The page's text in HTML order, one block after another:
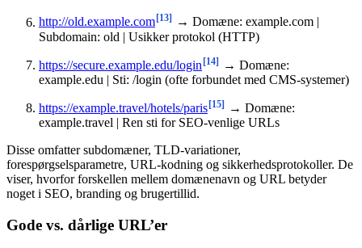
http://old.example.com [13]
→ Domæne: example.com |
Subdomain: old | Usikker protokol (HTTP)
https://secure.example.edu/login [14]
→ Domæne:
example.edu | Sti: /login (ofte forbundet med CMS-systemer)
https://example.travel/hotels/paris [15]
→ Domæne:
example.travel | Ren sti for SEO-venlige URLs
Disse omfatter subdomæner, TLD-variationer,
forespørgselsparametre, URL-kodning og sikkerhedsprotokoller. De
viser, hvorfor forskellen mellem domænenavn og URL betyder
noget i SEO, branding og brugertillid.
Gode vs. dårlige URL’er